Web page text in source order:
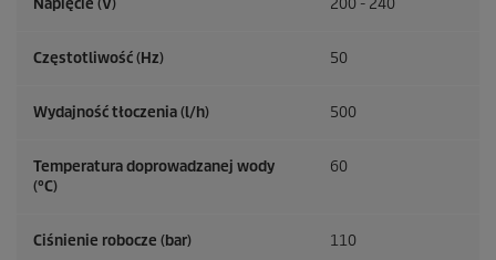
Napięcie (V) 200 - 240
Częstotliwość (Hz) 50
Wydajność tłoczenia (l/h) 500
Temperatura doprowadzanej wody
(°C)
60
Ciśnienie robocze (bar) 110